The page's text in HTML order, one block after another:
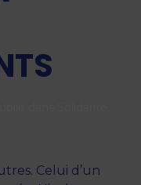
Celui d’un